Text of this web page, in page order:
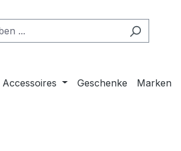
Accessoires Geschenke Marken